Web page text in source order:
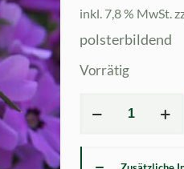
inkl. 7,8 % MwSt.
polsterbildend
Vorrätig
subulata
Menge